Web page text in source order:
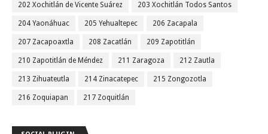
202 Xochitlán de Vicente Suárez 203 Xochitlán Todos Santos
204 Yaonáhuac 205 Yehualtepec 206 Zacapala
207 Zacapoaxtla 208 Zacatlán 209 Zapotitlán
210 Zapotitlán de Méndez 211 Zaragoza 212 Zautla
213 Zihuateutla 214 Zinacatepec 215 Zongozotla
216 Zoquiapan 217 Zoquitlán